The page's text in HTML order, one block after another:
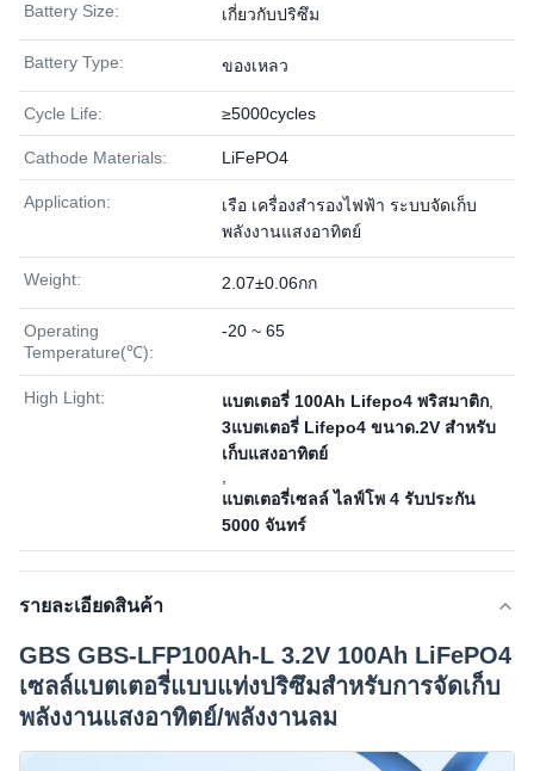
Battery Size: เกี่ยวกับปริซึม
Battery Type: ของเหลว
Cycle Life: ≥5000cycles
Cathode Materials: LiFePO4
Application:
เรือ เครื่องสำรองไฟฟ้า ระบบจัดเก็บ
พลังงานแสงอาทิตย์
Weight: 2.07±0.06กก
Operating
Temperature(℃):
-20 ~ 65
High Light: แบตเตอรี่ 100Ah Lifepo4 พริสมาติก
3แบตเตอรี่ Lifepo4 ขนาด.2V สําหรับ
เก็บแสงอาทิตย์
แบตเตอรี่เซลล์ ไลฟ์โพ 4 รับประกัน
5000 จันทร์
รายละเอียดสินค้า
GBS GBS-LFP100Ah-L 3.2V 100Ah LiFePO4
เซลล์แบตเตอรี่แบบแท่งปริซึมสำหรับการจัดเก็บ
พลังงานแสงอาทิตย์/พลังงานลม